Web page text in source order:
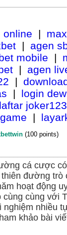
online |
| agen
mobile |
| agen
|
| login
joker123
|
(100 points)
cá cược
thiên đường
hoạt động
cùng với
nhiều
khảo bài